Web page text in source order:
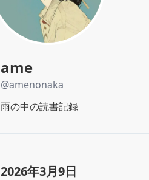
ame
@amenonaka
雨の中の読書記録
2026年3月9日